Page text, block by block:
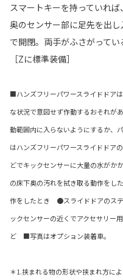
スマートキーを持っていれ
奥のセンサー部に足先を出
で開閉。両手がふさがってい
［Zに標準装備］
■ハンズフリーパワースライドドア
な状況で意図せず作動するおそれが
動範囲内に入らないようにするか、
はハンズフリーパワースライドド
どでキックセンサーに大量の水が
の床下奥の汚れを拭き取る動作を
作をしたとき ●スライドドアのス
ックセンサーの近くでアクセサリ
ど ■写真はオプション装着車。
＊1.挟まれる物の形状や挟まれ方に